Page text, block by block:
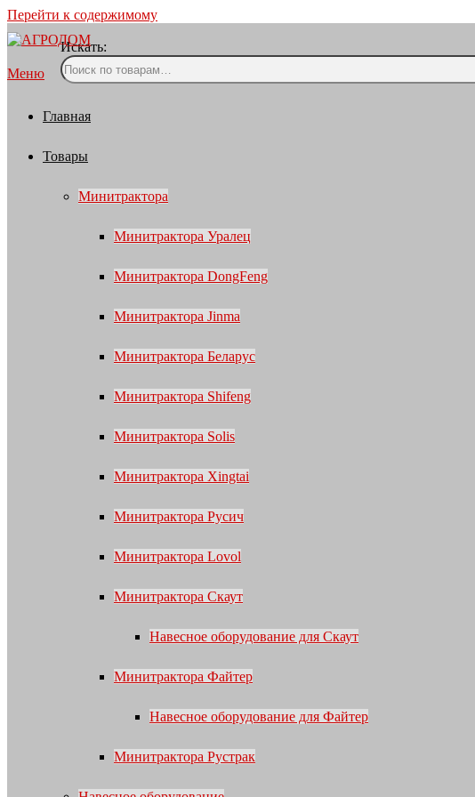
Перейти к содержимому
Искать:
Меню
Главная
Товары
Минитрактора
Минитрактора Уралец
Минитрактора DongFeng
Минитрактора Jinma
Минитрактора Беларус
Минитрактора Shifeng
Минитрактора Solis
Минитрактора Xingtai
Минитрактора Русич
Минитрактора Lovol
Минитрактора Скаут
Навесное оборудование для Скаут
Минитрактора Файтер
Навесное оборудование для Файтер
Минитрактора Рустрак